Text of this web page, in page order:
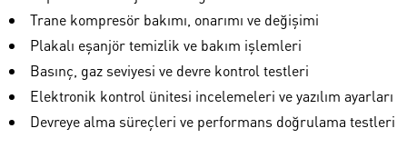
Trane kompresör bakımı, onarımı ve değişimi
Plakalı eşanjör temizlik ve bakım işlemleri
Basınç, gaz seviyesi ve devre kontrol testleri
Elektronik kontrol ünitesi incelemeleri ve yazılım ayarları
Devreye alma süreçleri ve performans doğrulama testleri